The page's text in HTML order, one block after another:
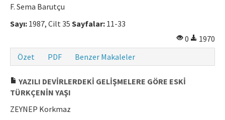
F. Sema Barutçu
Sayı: 1987, Cilt 35 Sayfalar: 11-33
0
1970
Özet
PDF Benzer Makaleler
YAZILI DEVİRLERDEKİ GELİŞMELERE GÖRE ESKİ
TÜRKÇENİN YAŞI
ZEYNEP Korkmaz